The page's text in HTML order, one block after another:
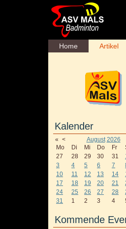
Home Artikel
Kalender
« < August 2026
Mo
Di Mi Do Fr
27
28 29 30 31
3
4 5 6 7
10
11 12 13 14
17
18 19 20 21
24
25 26 27 28
31
1 2 3 4
Kommende